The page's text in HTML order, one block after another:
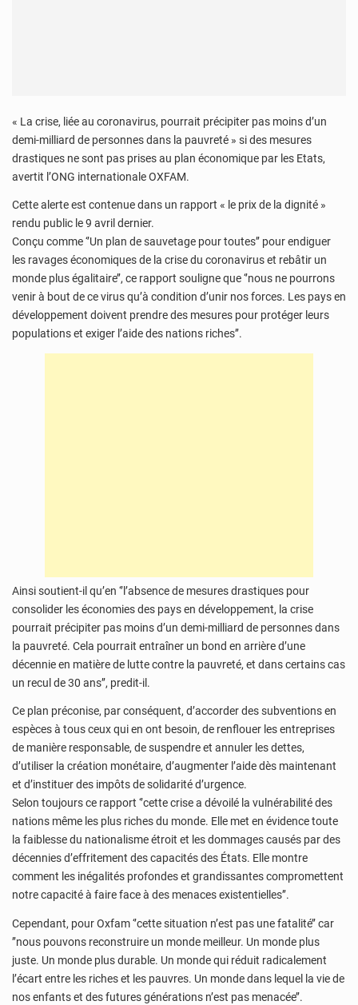
« La crise, liée au coronavirus, pourrait précipiter pas moins d’un
demi-milliard de personnes dans la pauvreté » si des mesures
drastiques ne sont pas prises au plan économique par les Etats,
avertit l’ONG internationale OXFAM.
Cette alerte est contenue dans un rapport « le prix de la dignité »
rendu public le 9 avril dernier.
Conçu comme ‘’Un plan de sauvetage pour toutes’’ pour endiguer
les ravages économiques de la crise du coronavirus et rebâtir un
monde plus égalitaire’’, ce rapport souligne que ‘’nous ne pourrons
venir à bout de ce virus qu’à condition d’unir nos forces. Les pays en
développement doivent prendre des mesures pour protéger leurs
populations et exiger l’aide des nations riches’’.
Ainsi soutient-il qu’en ‘’l’absence de mesures drastiques pour
consolider les économies des pays en développement, la crise
pourrait précipiter pas moins d’un demi-milliard de personnes dans
la pauvreté. Cela pourrait entraîner un bond en arrière d’une
décennie en matière de lutte contre la pauvreté, et dans certains cas
un recul de 30 ans’’, predit-il.
Ce plan préconise, par conséquent, d’accorder des subventions en
espèces à tous ceux qui en ont besoin, de renflouer les entreprises
de manière responsable, de suspendre et annuler les dettes,
d’utiliser la création monétaire, d’augmenter l’aide dès maintenant
et d’instituer des impôts de solidarité d’urgence.
Selon toujours ce rapport ‘’cette crise a dévoilé la vulnérabilité des
nations même les plus riches du monde. Elle met en évidence toute
la faiblesse du nationalisme étroit et les dommages causés par des
décennies d’effritement des capacités des États. Elle montre
comment les inégalités profondes et grandissantes compromettent
notre capacité à faire face à des menaces existentielles’’.
Cependant, pour Oxfam ‘’cette situation n’est pas une fatalité’’ car
’’nous pouvons reconstruire un monde meilleur. Un monde plus
juste. Un monde plus durable. Un monde qui réduit radicalement
l’écart entre les riches et les pauvres. Un monde dans lequel la vie de
nos enfants et des futures générations n’est pas menacée’’.